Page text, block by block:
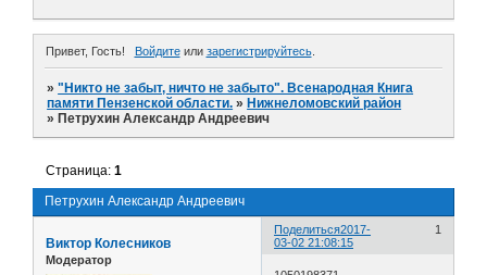
Привет, Гость! Войдитеили зарегистрируйтесь.
»"Никто не забыт, ничто не забыто". Всенародная Книга
памяти Пензенской области. » Нижнеломовский район
» Петрухин Александр Андреевич
Петрухин Александр Андреевич
Страница:1
Поделиться 1
2017-
03-02 21:08:15
Виктор Колесников
Модератор